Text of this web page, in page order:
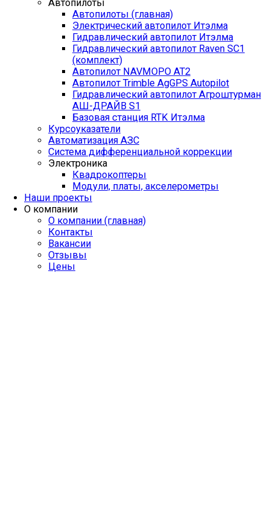
Автопилоты
Автопилоты (главная)
Электрический автопилот Итэлма
Гидравлический автопилот Итэлма
Гидравлический автопилот Raven SC1
(комплект)
Автопилот NAVMOPO AT2
Автопилот Trimble AgGPS Autopilot
Гидравлический автопилот Агроштурман
АШ-ДРАЙВ S1
Базовая станция RTK Итэлма
Курсоуказатели
Автоматизация АЗС
Система дифференциальной коррекции
Электроника
Квадрокоптеры
Модули, платы, акселерометры
Наши проекты
О компании
О компании (главная)
Контакты
Вакансии
Отзывы
Цены